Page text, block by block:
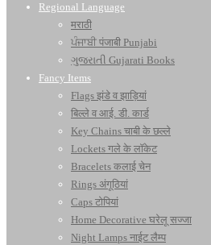
Regional Language
मराठी
ਪੰਜਾਬੀ पंजाबी Punjabi
ગુજરાતી Gujarati Books
Fancy Items
Flags झंडे व झाड़ियां
बिल्ले व आई. डी. कार्ड
Key Chains चाबी के छल्ले
Lockets गले के लॉकेट
Bracelets कलाई चेन
Rings अंगूठियां
Caps टोपियां
Home Decorative घरेलू सज्जा
Night Lamps नाईट लैम्प